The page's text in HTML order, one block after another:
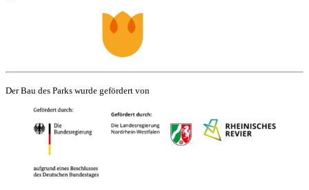
Der Bau des Parks wurde gefördert von